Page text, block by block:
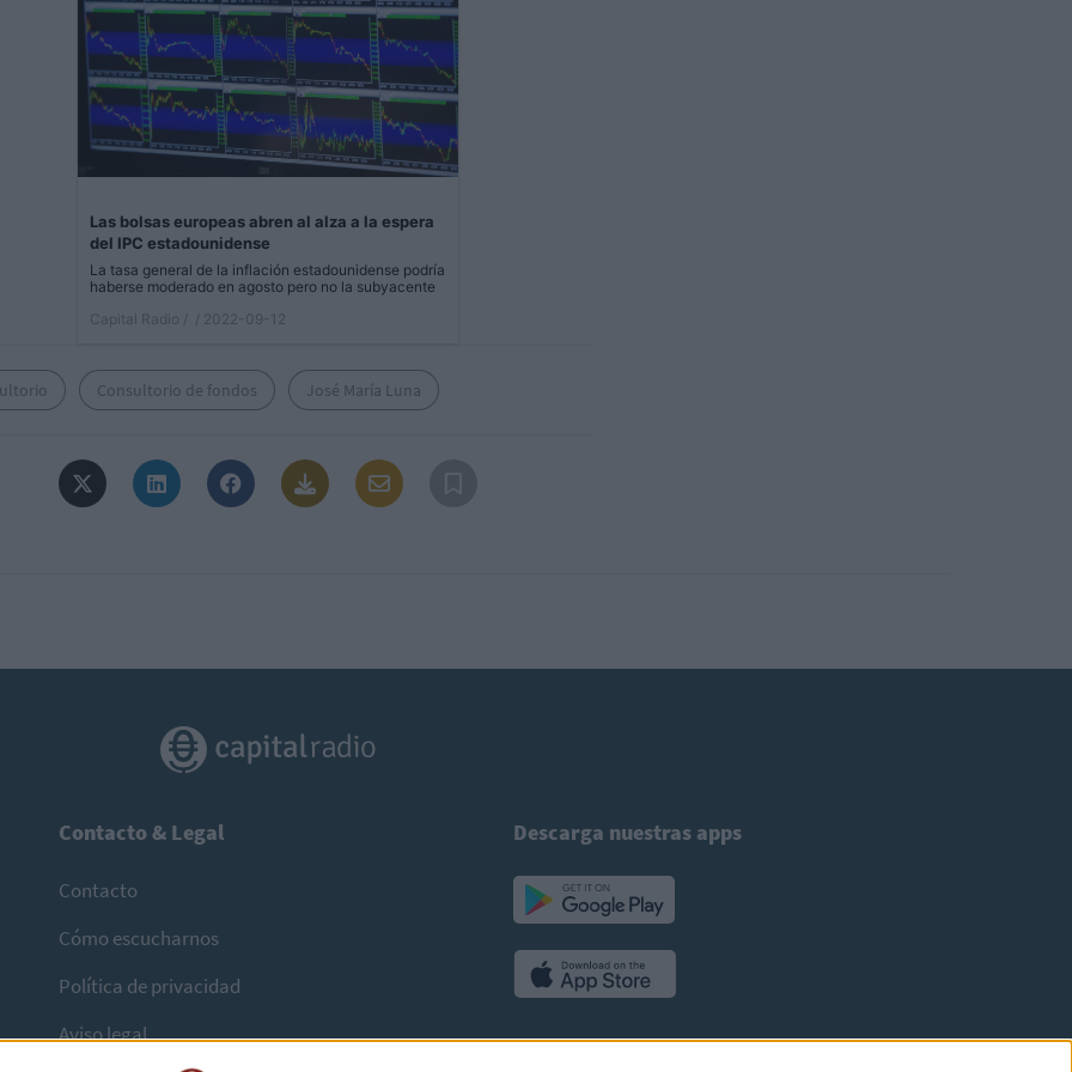
Las bolsas europeas abren al alza a la espera
del IPC estadounidense
La tasa general de la inflación estadounidense podría
haberse moderado en agosto pero no la subyacente
Capital Radio /
/ 2022-09-12
Consultorio de fondos José María Luna
Contacto & Legal
Contacto
Cómo escucharnos
Política de privacidad
Aviso legal
Descarga nuestras apps